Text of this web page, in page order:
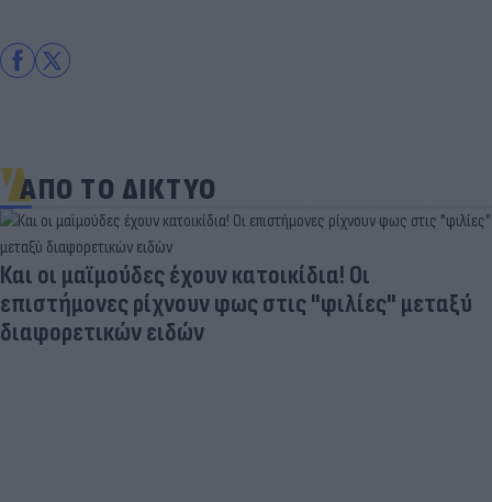
ΑΠΟ ΤΟ ΔΙΚΤΥΟ
Και οι μαϊμούδες έχουν κατοικίδια! Οι
επιστήμονες ρίχνουν φως στις "φιλίες" μεταξύ
διαφορετικών ειδών